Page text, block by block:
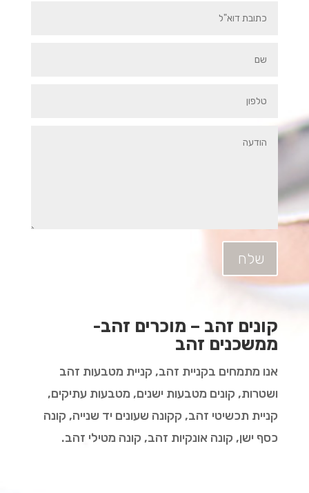
שלח
קונים זהב – מוכרים זהב-
ממשכנים זהב
אנו מתמחים בקניית זהב, קניית מטבעות זהב
ושטרות, קונים מטבעות ישנים, מטבעות עתיקים,
קניית תכשיטי זהב, קקונה שעונים יד שנייה, קונה
כסף ישן, קונה אונקיות זהב, קונה מטילי זהב.